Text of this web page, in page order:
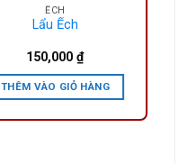
ẾCH
Lẩu Ếch
150,000₫
THÊM VÀO GIỎ HÀNG